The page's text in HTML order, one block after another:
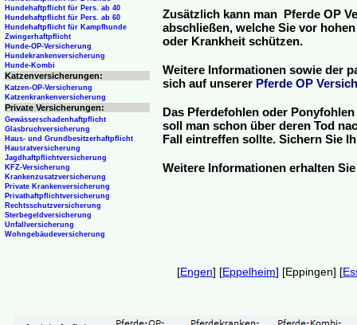
Zusätzlich kann man Pferde OP
abschließen, welche Sie vor
oder Krankheit schützen.
Weitere Informationen sowie der
sich auf unserer Pferde OP
Das Pferdefohlen oder
soll man schon über deren Tod
Fall eintreffen sollte. Sichern Sie
Weitere Informationen erhalten
Hundehaftpflicht für Pers. ab 40
Hundehaftpflicht für Pers. ab 60
Hundehaftpflicht für Kampfhunde
Zwingerhaftpflicht
Hunde-OP-Versicherung
Hundekrankenversicherung
Hunde-Kombi
Katzenversicherungen:
Katzen-OP-Versicherung
Katzenkrankenversicherung
Private Versicherungen:
Gewässerschadenhaftpflicht
Glasbruchversicherung
Haus- und Grundbesitzerhaftpflicht
Hausratversicherung
Jagdhaftpflichtversicherung
KFZ-Versicherung
Krankenzusatzversicherung
Private Krankenversicherung
Privathaftpflichtversicherung
Rechtsschutzversicherung
Sterbegeldversicherung
Unfallversicherung
Wohngebäudeversicherung
[Engen] [Eppelheim] [Eppingen] [